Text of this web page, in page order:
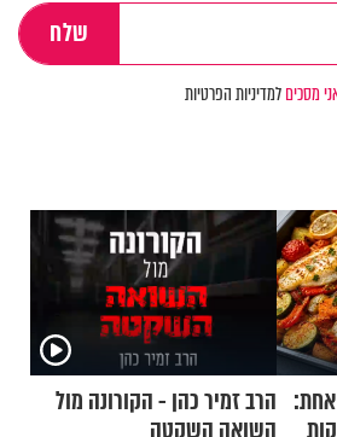
מסכיםלמדיניות הפרטיות
אחת: הרב זמיר כהן - הקורונה מול
השואה השקטה